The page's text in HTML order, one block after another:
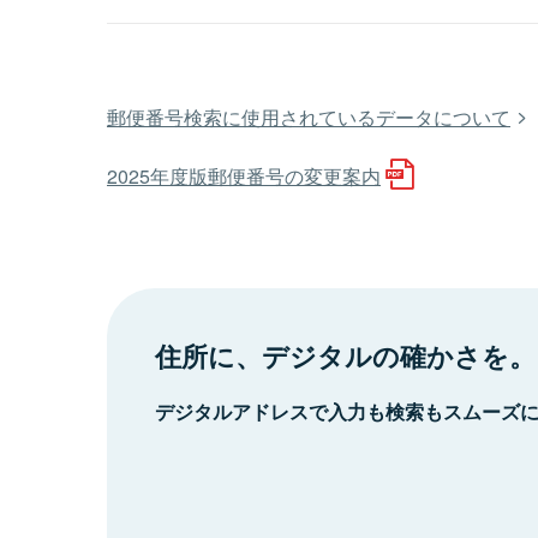
郵便番号検索に使用されているデータについて
2025年度版郵便番号の変更案内
住所に、デジタルの確かさを。
デジタルアドレスで入力も検索もスムーズ